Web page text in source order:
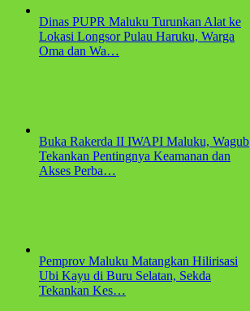
Dinas PUPR Maluku Turunkan Alat ke
Lokasi Longsor Pulau Haruku, Warga
Oma dan Wa…
Buka Rakerda II IWAPI Maluku, Wagub
Tekankan Pentingnya Keamanan dan
Akses Perba…
Pemprov Maluku Matangkan Hilirisasi
Ubi Kayu di Buru Selatan, Sekda
Tekankan Kes…